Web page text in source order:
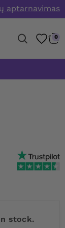
aptarnavimas
0
stock.